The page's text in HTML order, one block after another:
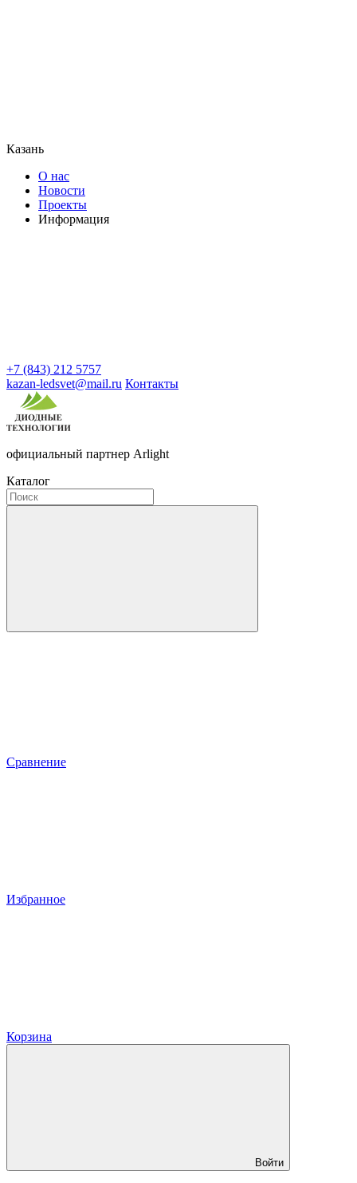
Казань
О нас
Новости
Проекты
Информация
+7 (843) 212 5757
kazan-ledsvet@mail.ru Контакты
официальный партнер Arlight
Каталог
Сравнение
Избранное
Корзина
Войти